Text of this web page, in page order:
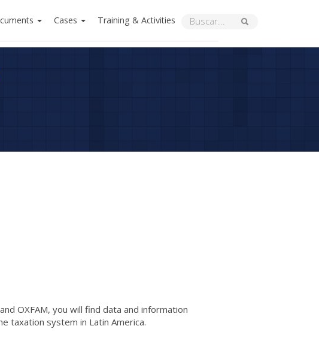
Cases Training & Activities
OXFAM, you will find data and information
taxation system in Latin America.